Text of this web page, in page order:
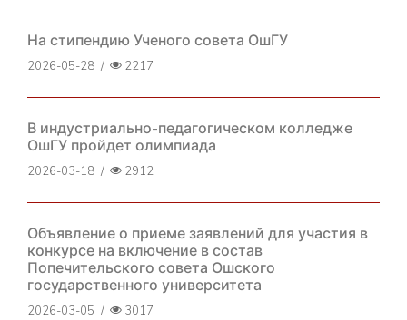
На стипендию Ученого совета ОшГУ
2026-05-28 / 2217
В индустриально-педагогическом колледже
ОшГУ пройдет олимпиада
2026-03-18 / 2912
Объявление о приеме заявлений для участия в
конкурсе на включение в состав
Попечительского совета Ошского
государственного университета
2026-03-05 / 3017